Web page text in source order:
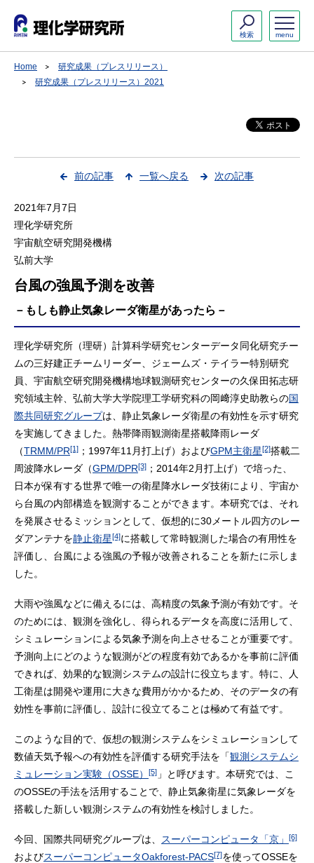
menu
検索
Home
研究成果（プレスリリース）
研究成果（プレスリリース）2021
前の記事 一覧へ戻る 次の記事
2021年7月7日
理化学研究所
宇宙航空研究開発機構
弘前大学
台風の強風予測を改善
－もしも静止気象レーダ衛星があったら－
理化学研究所（理研）計算科学研究センターデータ同化研究チー
ムの三好建正チームリーダー、ジェームズ・テイラー特別研究
員、宇宙航空研究開発機構地球観測研究センターの久保田拓志研
究領域主幹、弘前大学大学院理工学研究科の岡﨑淳史助教らの国
際共同研究グループは、静止気象レーダ衛星の有効性を示す研究
を実施してきました。熱帯降雨観測衛星搭載降雨レーダ
（TRMM/PR[1] ；1997年11月打上げ）およびGPM主衛星[2]搭載二
周波降水レーダ（GPM/DPR[3] ；2014年2月打上げ）で培った、
日本が保有する世界で唯一の衛星降水レーダ技術により、宇宙か
ら台風の内部構造を観測することができます。本研究では、それ
を発展させるミッションとして、仮想的に30メートル四方のレー
ダアンテナを静止衛星[4]に搭載して常時観測した場合の有用性を
評価し、台風による強風の予報が改善されることを新たに示しま
した。
大雨や強風などに備えるには、高精度の気象予測が有効です。そ
のためには、観測を強化し、得られるデータを高度に活用して、
シミュレーションによる気象予測を向上させることが重要です。
予測向上にどのような観測がどの程度有効であるかを事前に評価
できれば、効果的な観測システムの設計に役立ちます。特に、人
工衛星は開発や運用に大きな費用がかかるため、そのデータの有
効性を事前に評価し、設計に役立てることは極めて有益です。
このような目的で、仮想の観測システムをシミュレーションして
数値天気予報への有効性を評価する研究手法を「観測システムシ
ミュレーション実験（OSSE）
[5] 」と呼びます。本研究では、こ
のOSSEの手法を活用することで、静止気象衛星に気象レーダを
搭載した新しい観測システムの有効性を検討しました。
今回、国際共同研究グループは、 スーパーコンピュータ「京」 [6]
およびスーパーコンピュータOakforest-PACS[7]を使ってOSSEを